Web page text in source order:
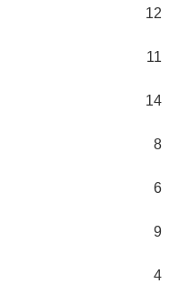
12
11
14
8
6
9
4